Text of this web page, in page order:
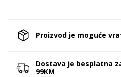
Proizvod je moguće
Dostava je besplatna
99KM